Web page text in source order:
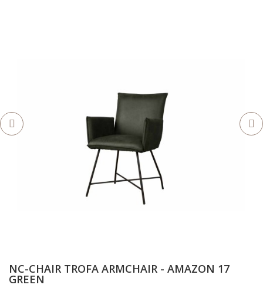
NC-CHAIR TROFA ARMCHAIR - AMAZON 17
GREEN